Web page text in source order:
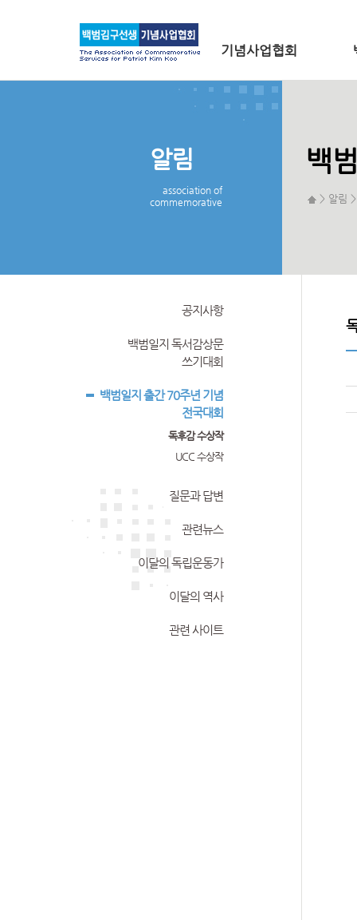
기념사업협회
알림
association of
commemorative
백
> 알림
공지사항
백범일지 독서감상문
쓰기대회
백범일지 출간 70주년 기념
전국대회
독후감 수상작
UCC 수상작
질문과 답변
관련뉴스
이달의 독립운동가
이달의 역사
관련 사이트